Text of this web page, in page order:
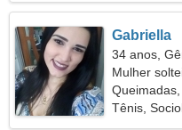
Gabriella
34 anos,
Mulher
Tênis,